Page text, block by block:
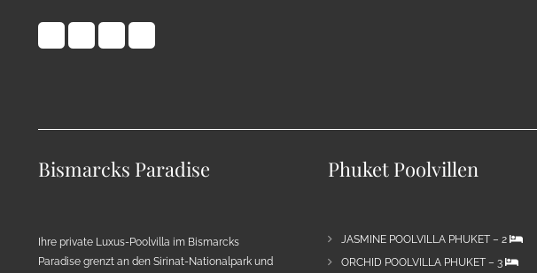
Bismarcks Paradise
Ihre private Luxus-Poolvilla im Bismarcks
Paradise grenzt an den Sirinat-Nationalpark und
Phuket Poolvillen
JASMINE POOLVILLA PHUKET – 2
ORCHID POOLVILLA PHUKET – 3